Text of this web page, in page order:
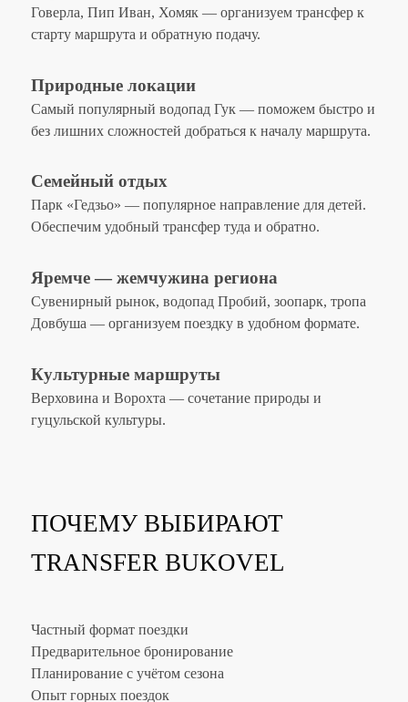
Говерла, Пип Иван, Хомяк — организуем трансфер к
старту маршрута и обратную подачу.
Природные локации
Самый популярный водопад Гук — поможем быстро и
без лишних сложностей добраться к началу маршрута.
Семейный отдых
Парк «Гедзьо» — популярное направление для детей.
Обеспечим удобный трансфер туда и обратно.
Яремче — жемчужина региона
Сувенирный рынок, водопад Пробий, зоопарк, тропа
Довбуша — организуем поездку в удобном формате.
Культурные маршруты
Верховина и Ворохта — сочетание природы и
гуцульской культуры.
ПОЧЕМУ ВЫБИРАЮТ
TRANSFER BUKOVEL
Частный формат поездки
Предварительное бронирование
Планирование с учётом сезона
Опыт горных поездок